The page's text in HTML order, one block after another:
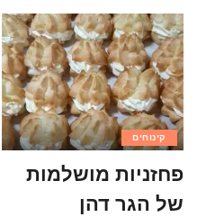
קינוחים
פחזניות מושלמות
של הגר דהן